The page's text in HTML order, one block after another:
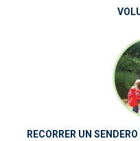
RECORRER UN